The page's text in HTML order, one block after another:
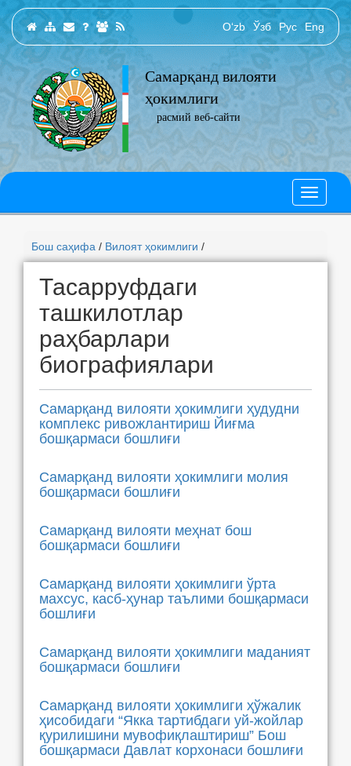
O‘zb Ўзб Рус Eng
Самарқанд вилояти
ҳокимлиги
расмий веб-сайти
Бош саҳифа / Вилоят ҳокимлиги /
Тасарруфдаги
ташкилотлар
раҳбарлари
биографиялари
Самарқанд вилояти ҳокимлиги ҳудудни
комплекс ривожлантириш Йиғма
бошқармаси бошлиғи
Самарқанд вилояти ҳокимлиги молия
бошқармаси бошлиғи
Самарқанд вилояти меҳнат бош
бошқармаси бошлиғи
Самарқанд вилояти ҳокимлиги ўрта
махсус, касб-ҳунар таълими бошқармаси
бошлиғи
Самарқанд вилояти ҳокимлиги маданият
бошқармаси бошлиғи
Самарқанд вилояти ҳокимлиги ҳўжалик
ҳисобидаги “Якка тартибдаги уй-жойлар
қурилишини мувофиқлаштириш” Бош
бошқармаси Давлат корхонаси бошлиғи